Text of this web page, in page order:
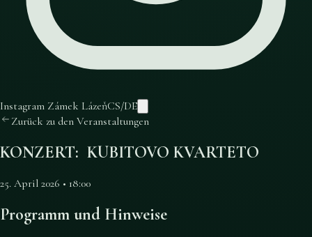
Instagram Zámek LázeňCS/DE
Zurück zu den Veranstaltungen
KONZERT: KUBITOVO KVARTETO
25. April 2026 • 18:00
Programm und Hinweise